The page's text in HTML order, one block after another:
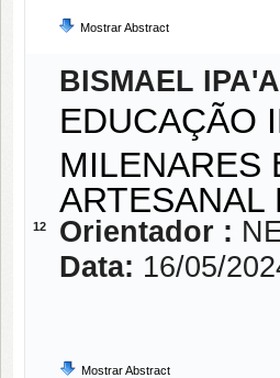
Mostrar Abstract
12
BISMAEL
EDUCAÇÃO
MILENARES
ARTESANAL
Orientador :
Data: 16/05/
Mostrar Abstract